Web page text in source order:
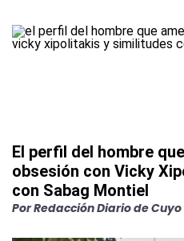
El perfil del hombre
obsesión con Vicky
con Sabag Montiel
PorRedacción Diario de Cuyo